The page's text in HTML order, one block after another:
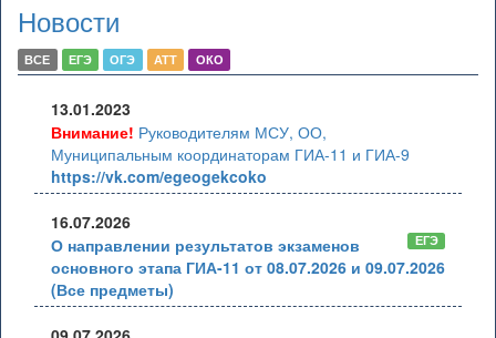
Новости
ВСЕ ЕГЭ ОГЭ АТТ ОКО
13.01.2023
Внимание! Руководителям МСУ, ОО,
Муниципальным координаторам ГИА-11 и ГИА-9
https://vk.com/egeogekcoko
16.07.2026
ЕГЭ
О направлении результатов экзаменов
основного этапа ГИА-11 от 08.07.2026 и 09.07.2026
(Все предметы)